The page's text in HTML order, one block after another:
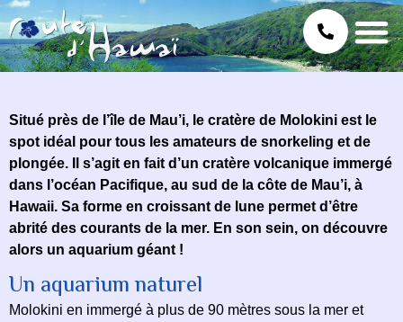
Situé près de l’île de Mau’i, le cratère de Molokini est le
spot idéal pour tous les amateurs de snorkeling et de
plongée. Il s’agit en fait d’un cratère volcanique immergé
dans l’océan Pacifique, au sud de la côte de Mau’i, à
Hawaii. Sa forme en croissant de lune permet d’être
abrité des courants de la mer. En son sein, on découvre
alors un aquarium géant !
Un aquarium naturel
Molokini en immergé à plus de 90 mètres sous la mer et